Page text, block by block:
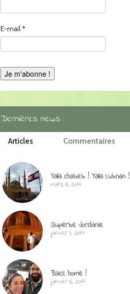
E-mail *
Dernières news :
Articles Commentaires
Yalla chabeb ! Yalla Lubnan !
mars 6, 2017
Superbe Jordanie
janvier 9, 2017
Back home !
janvier 6, 2017